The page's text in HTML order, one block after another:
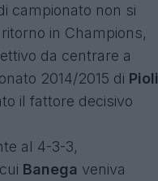
campionato non si
in Champions,
da centrare a
2014/2015 di Pioli
il fattore decisivo
al 4-3-3,
Banega veniva